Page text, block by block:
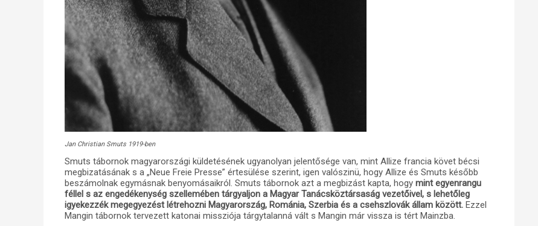
Jan Christian Smuts 1919-ben
Smuts tábornok magyarországi küldetésének ugyanolyan jelentősége van, mint Allize francia követ bécsi
megbizatásának s a „Neue Freie Presse” értesülése szerint, igen valószinü, hogy Allize és Smuts később
beszámolnak egymásnak benyomásaikról. Smuts tábornok azt a megbizást kapta, hogy mint egyenrangu
féllel s az engedékenység szellemében tárgyaljon a Magyar Tanácsköztársaság vezetőivel, s lehetőleg
igyekezzék megegyezést létrehozni Magyarország, Románia, Szerbia és a csehszlovák állam között. Ezzel
Mangin tábornok tervezett katonai missziója tárgytalanná vált s Mangin már vissza is tért Mainzba.